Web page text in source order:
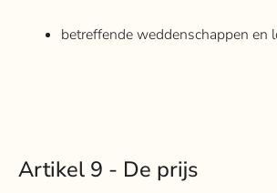
betreffende weddenschappen en
Artikel 9 - De prijs